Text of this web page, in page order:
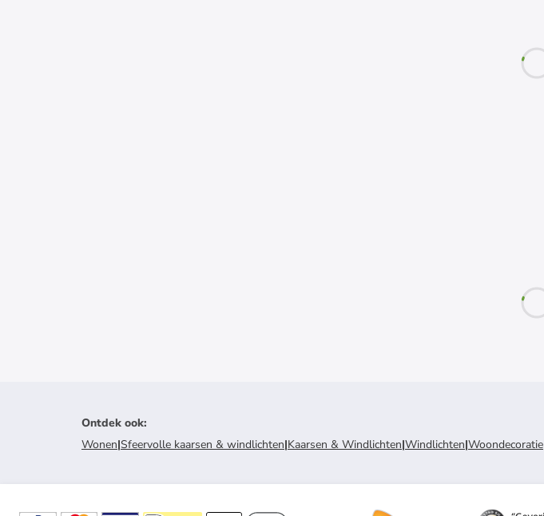
Ontdek ook:
Wonen|Sfeervolle kaarsen & windlichten|Kaarsen & Windlichten|Windlichten|Woondecoratie